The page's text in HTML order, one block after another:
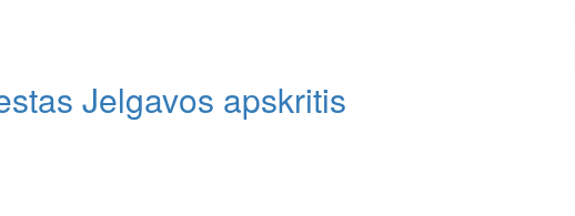
Jelgavos apskritis